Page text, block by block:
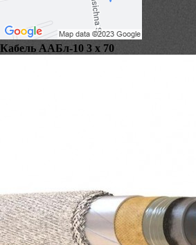
Кабель ААБл-10 3 х 70